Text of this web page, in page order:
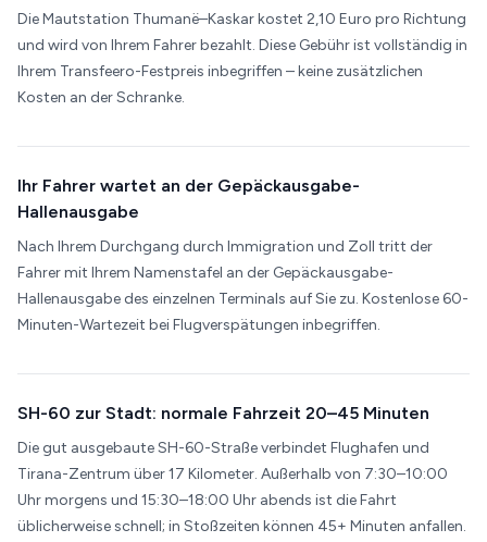
Die Mautstation Thumanë–Kaskar kostet 2,10 Euro pro Richtung
und wird von Ihrem Fahrer bezahlt. Diese Gebühr ist vollständig in
Ihrem Transfeero-Festpreis inbegriffen – keine zusätzlichen
Kosten an der Schranke.
Ihr Fahrer wartet an der Gepäckausgabe-
Hallenausgabe
Nach Ihrem Durchgang durch Immigration und Zoll tritt der
Fahrer mit Ihrem Namenstafel an der Gepäckausgabe-
Hallenausgabe des einzelnen Terminals auf Sie zu. Kostenlose 60-
Minuten-Wartezeit bei Flugverspätungen inbegriffen.
SH-60 zur Stadt: normale Fahrzeit 20–45 Minuten
Die gut ausgebaute SH-60-Straße verbindet Flughafen und
Tirana-Zentrum über 17 Kilometer. Außerhalb von 7:30–10:00
Uhr morgens und 15:30–18:00 Uhr abends ist die Fahrt
üblicherweise schnell; in Stoßzeiten können 45+ Minuten anfallen.